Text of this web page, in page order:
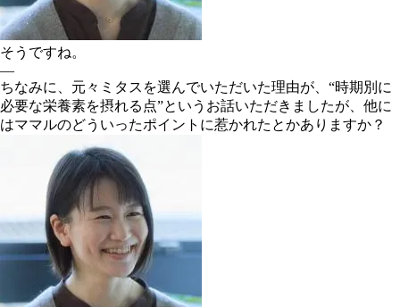
そうですね。
―
ちなみに、元々ミタスを選んでいただいた理由が、“時期別に
必要な栄養素を摂れる点”というお話いただきましたが、他に
はママルのどういったポイントに惹かれたとかありますか？